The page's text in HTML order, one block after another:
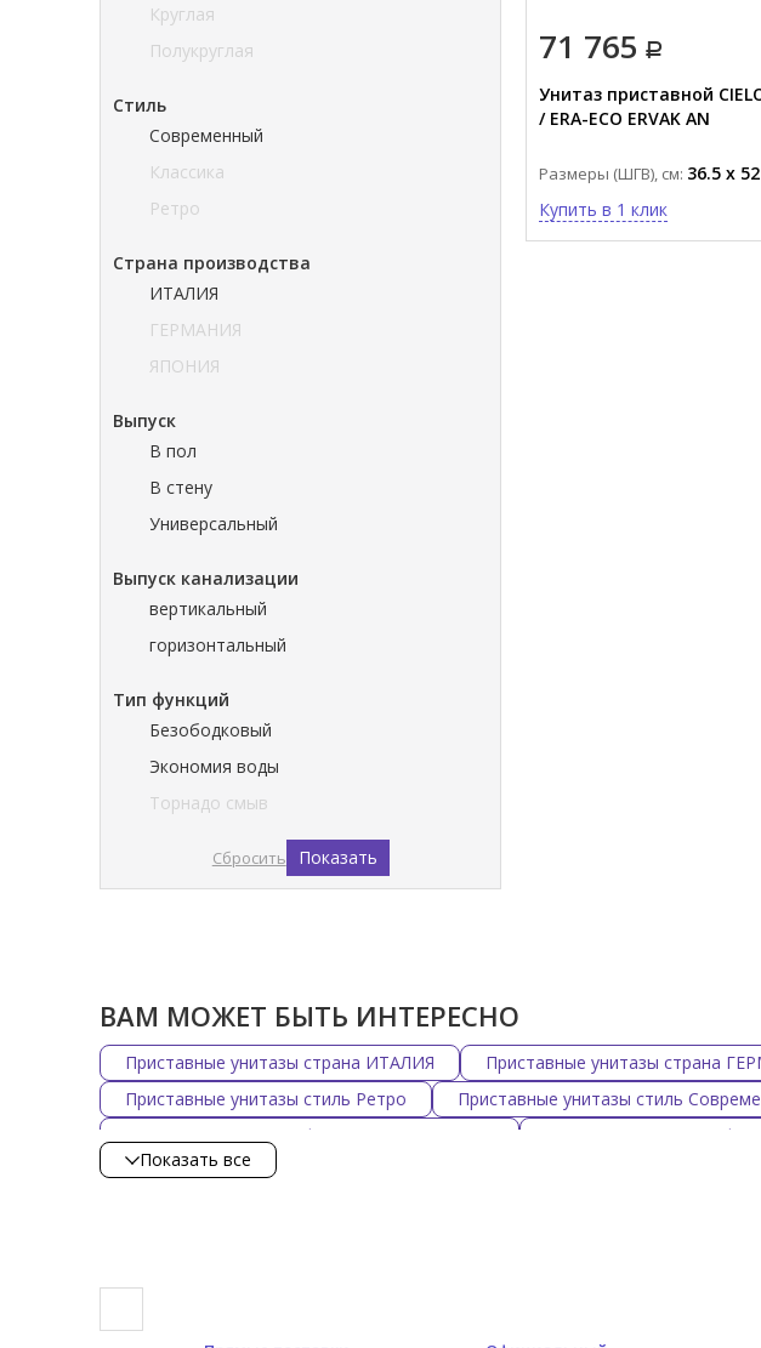
Круглая
Полукруглая
Стиль
Современный
Классика
Ретро
Страна производства
ИТАЛИЯ
ГЕРМАНИЯ
ЯПОНИЯ
Выпуск
В пол
В стену
Универсальный
Выпуск канализации
вертикальный
горизонтальный
Тип функций
Безободковый
Экономия воды
Торнадо смыв
Показать
Сбросить
71 765
Унитаз приставной
/ ERA-ECO ERVAK AN
Размеры (ШГВ), см: 36.5 x
Купить в 1 клик
ВАМ МОЖЕТ БЫТЬ ИНТЕРЕСНО
Приставные унитазы страна ИТАЛИЯ Приставные унитазы страна
Приставные унитазы стиль Ретро
Приставные унитазы стиль
Приставные унитазы форма Прямоугольная
Приставные унитазы
Приставные унитазы материал Фаянс
Показать все